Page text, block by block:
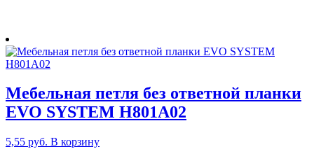
Мебельная петля без ответной планки
EVO SYSTEM H801A02
5,55 руб. В корзину